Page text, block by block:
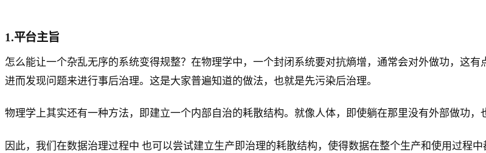
1.平台主旨
怎么能让一个杂乱无序的系统变得规整？在物理学中，一个封闭系统要对抗熵增，通常会对外做功，这
进而发现问题来进行事后治理。这是大家普遍知道的做法，也就是先污染后治理。
物理学上其实还有一种方法，即建立一个内部自治的耗散结构。就像人体，即使躺在那里没有外部做功，
因此，我们在数据治理过程中 也可以尝试建立生产即治理的耗散结构，使得数据在整个生产和使用过程